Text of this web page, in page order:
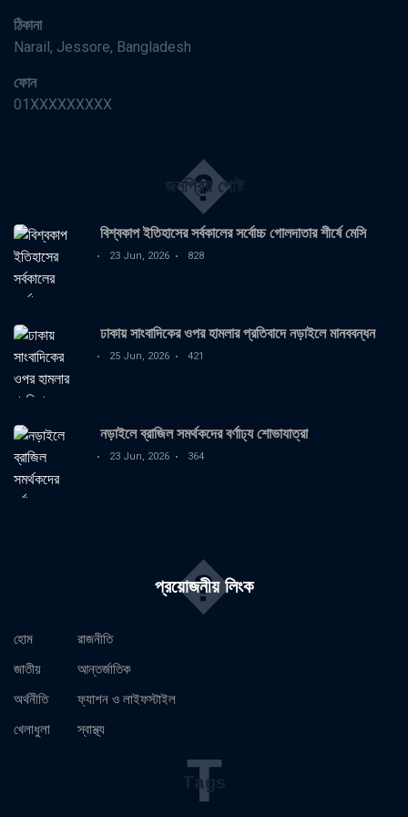
ঠিকানা
Narail, Jessore, Bangladesh
ফোন
01XXXXXXXXX
জনপ্রিয় পোষ্ট
�
বিশ্বকাপ ইতিহাসের সর্বকালের সর্বোচ্চ গোলদাতার শীর্ষে মেসি
23 Jun, 2026 828
ঢাকায় সাংবাদিকের ওপর হামলার প্রতিবাদে নড়াইলে মানববন্ধন
25 Jun, 2026 421
নড়াইলে ব্রাজিল সমর্থকদের বর্ণাঢ্য শোভাযাত্রা
23 Jun, 2026 364
প্রয়োজনীয় লিংক
�
হোম
জাতীয়
অর্থনীতি
খেলাধুলা
রাজনীতি
আন্তর্জাতিক
ফ্যাশন ও লাইফস্টাইল
স্বাস্থ্য
Tags
T